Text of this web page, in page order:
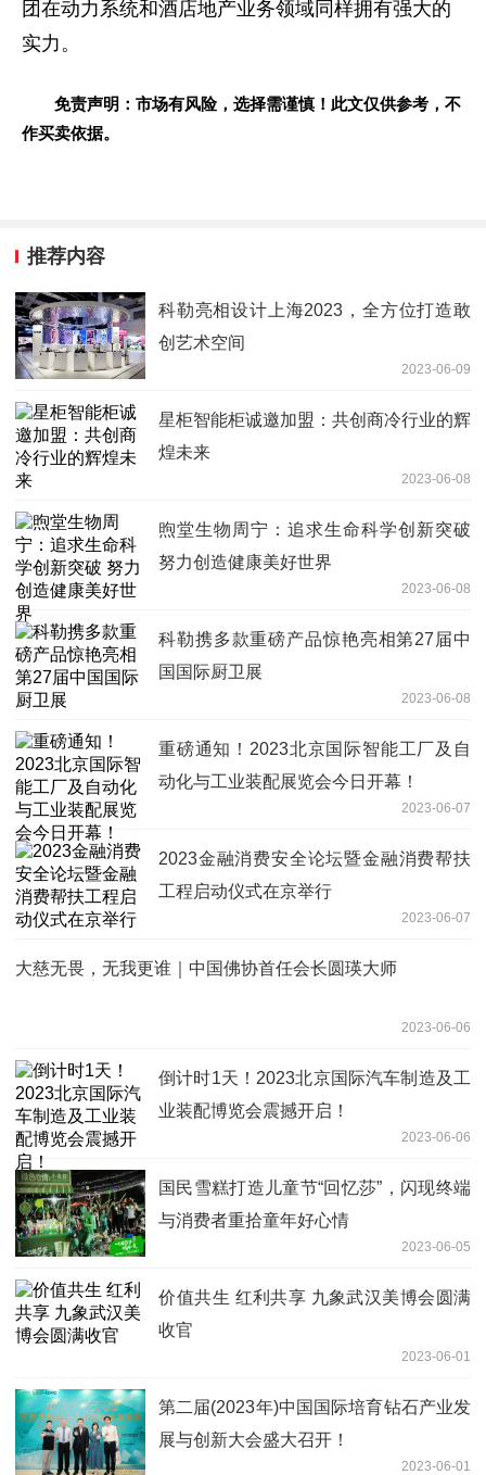
团在动力系统和酒店地产业务领域同样拥有强大的
实力。
免责声明：市场有风险，选择需谨慎！此文仅供参考，不
作买卖依据。
推荐内容
科勒亮相设计上海2023，全方位打造敢
创艺术空间
2023-06-09
星柜智能柜诚邀加盟：共创商冷行业的辉
煌未来
2023-06-08
煦堂生物周宁：追求生命科学创新突破
努力创造健康美好世界
2023-06-08
科勒携多款重磅产品惊艳亮相第27届中
国国际厨卫展
2023-06-08
重磅通知！2023北京国际智能工厂及自
动化与工业装配展览会今日开幕！
2023-06-07
2023金融消费安全论坛暨金融消费帮扶
工程启动仪式在京举行
2023-06-07
大慈无畏，无我更谁｜中国佛协首任会长圆瑛大师
2023-06-06
倒计时1天！2023北京国际汽车制造及工
业装配博览会震撼开启！
2023-06-06
国民雪糕打造儿童节“回忆莎”，闪现终端
与消费者重拾童年好心情
2023-06-05
​价值共生 红利共享 九象武汉美博会圆满
收官
2023-06-01
第二届(2023年)中国国际培育钻石产业发
展与创新大会盛大召开！
2023-06-01